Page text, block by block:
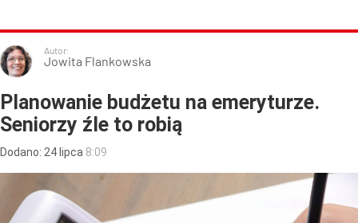
Autor:
Jowita Flankowska
Planowanie budżetu na emeryturze.
Seniorzy źle to robią
Dodano: 24 lipca 8:09